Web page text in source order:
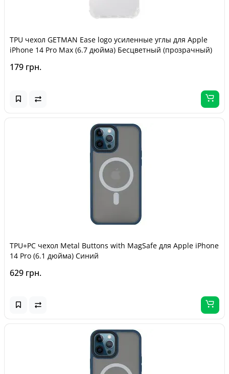
TPU чехол GETMAN Ease logo усиленные углы для Apple
iPhone 14 Pro Max (6.7 дюйма) Бесцветный (прозрачный)
179 грн.
TPU+PC чехол Metal Buttons with MagSafe для Apple iPhone
14 Pro (6.1 дюйма) Синий
629 грн.